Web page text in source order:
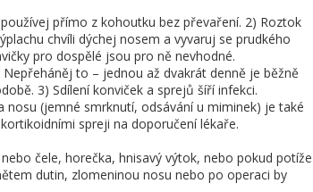
přímo z kohoutku bez převaření. 2) Roztok
chvíli dýchej nosem a vyvaruj se prudkého
pro dospělé jsou pro ně nevhodné.
to – jednou až dvakrát denně je běžně
3) Sdílení konviček a sprejů šíří infekci.
nosu (jemné smrknutí, odsávání u miminek) je také
spreji na doporučení lékaře.
čele, horečka, hnisavý výtok, nebo pokud potíže
dutin, zlomeninou nosu nebo po operaci by